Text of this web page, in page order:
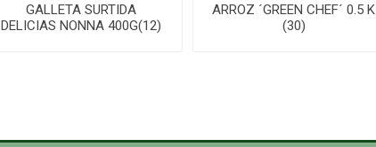
GALLETA SURTIDA
DELICIAS NONNA 400G(12)
ARROZ ´GREEN CHEF´ 0.5 K
(30)